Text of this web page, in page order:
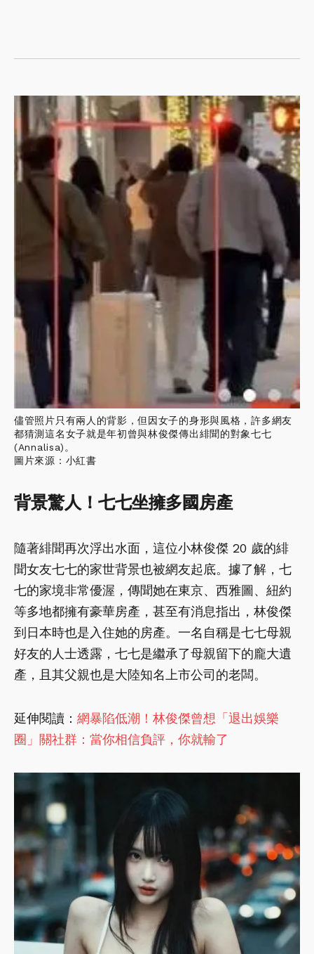
儘管照片只有兩人的背影，但因女子的身形與風格，許多網友
都猜測這名女子就是年初曾與林俊傑傳出緋聞的對象七七
(Annalisa)。
圖片來源：小紅書
背景驚人！七七坐擁多國房產
隨著緋聞再次浮出水面，這位小林俊傑 20 歲的緋
聞女友七七的家世背景也被網友起底。據了解，七
七的家境非常優渥，傳聞她在東京、西雅圖、紐約
等多地都擁有豪華房產，甚至有消息指出，林俊傑
到日本時也是入住她的房產。一名自稱是七七母親
好友的人士透露，七七是繼承了母親留下的龐大遺
產，且其父親也是大陸知名上市公司的老闆。
延伸閱讀： 網暴陷低潮！林俊傑曾想「退出娛樂
圈」關社群：當你相信負評，你就輸了